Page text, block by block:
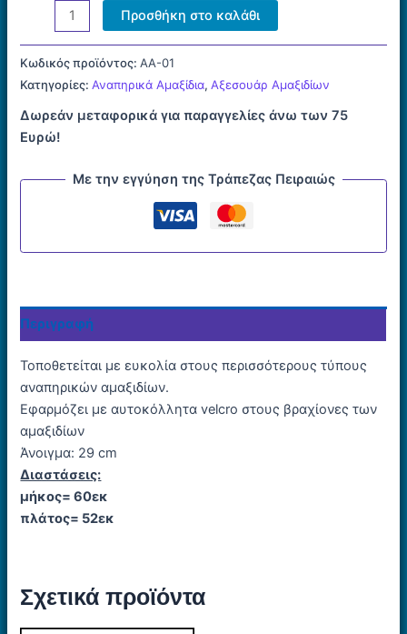
ΤΡΑΠΕΖΙ
ΑΜΑΞΙΔΙΟΥ
ποσότητα
Προσθήκη στο καλάθι
Κωδικός προϊόντος:AA-01
Κατηγορίες:Αναπηρικά Αμαξίδια,Αξεσουάρ Αμαξιδίων
Δωρεάν μεταφορικά για παραγγελίες άνω των 75
Ευρώ!
Με την εγγύηση της Τράπεζας Πειραιώς
Περιγραφή
Τοποθετείται με ευκολία στους περισσότερους τύπους
αναπηρικών αμαξιδίων.
Εφαρμόζει με αυτοκόλλητα velcro στους βραχίονες των
αμαξιδίων
Άνοιγμα: 29 cm
Διαστάσεις:
μήκος= 60εκ
πλάτος= 52εκ
Σχετικά προϊόντα